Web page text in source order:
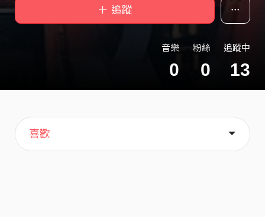
＋ 追蹤
音樂
0
粉絲
0
追蹤中
13
主頁
喜歡
關於